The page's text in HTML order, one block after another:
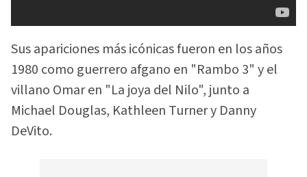
Sus apariciones más icónicas fueron en los años
1980 como guerrero afgano en "Rambo 3" y el
villano Omar en "La joya del Nilo", junto a
Michael Douglas, Kathleen Turner y Danny
DeVito.